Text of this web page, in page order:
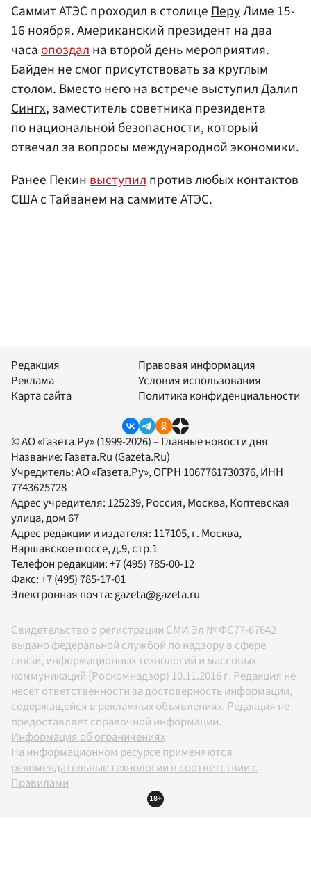
Саммит АТЭС проходил в столицеПеруЛиме 15-
16 ноября. Американский президент на два
часаопоздална второй день мероприятия.
Байден не смог присутствовать за круглым
столом. Вместо него на встрече выступилДалип
Сингх, заместитель советника президента
по национальной безопасности, который
отвечал за вопросы международной экономики.
Ранее Пекинвыступилпротив любых контактов
США с Тайванем на саммите АТЭС.
Редакция
Реклама
Карта сайта
Правовая информация
Условия использования
Политика конфиденциальности
© АО «Газета.Ру» (1999-2026) – Главные новости дня
Название: Газета.Ru (Gazeta.Ru)
Учредитель:АО «Газета.Ру», ОГРН 1067761730376, ИНН
7743625728
Адрес учредителя: 125239, Россия, Москва, Коптевская
улица, дом 67
Адрес редакции и издателя: 117105, г. Москва,
Варшавское шоссе, д.9, стр.1
Телефон редакции:+7 (495) 785-00-12
Факс:+7 (495) 785-17-01
Электронная почта:gazeta@gazeta.ru
Свидетельство о регистрации СМИ Эл № ФС77-67642
выдано федеральной службой по надзору в сфере
связи, информационных технологий и массовых
коммуникаций (Роскомнадзор) 10.11.2016 г. Редакция не
несет ответственности за достоверность информации,
содержащейся в рекламных объявлениях. Редакция не
предоставляет справочной информации.
Информация об ограничениях
На информационном ресурсе применяются
рекомендательные технологии в соответствии с
Правилами
18+